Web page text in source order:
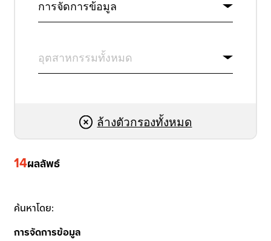
รับการทดลองใช้งานฟรี
ล้างตัวกรองทั้งหมด
14ผลลัพธ์
ค้นหาโดย:
การจัดการข้อมูล